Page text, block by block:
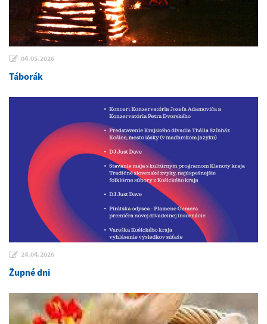
04.05.2026
Táborák
24.04.2026
Župné dni